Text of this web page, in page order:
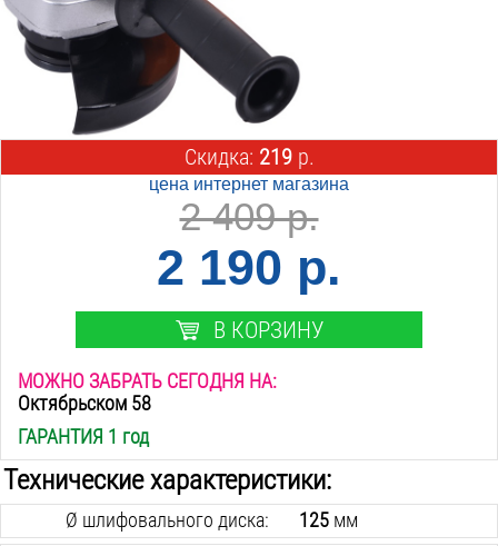
Скидка: 219р.
цена интернет магазина
2 409 р.
2 190 р.
В КОРЗИНУ
МОЖНО ЗАБРАТЬ СЕГОДНЯ НА:
Октябрьском 58
ГАРАНТИЯ 1 год
Технические характеристики:
Ø шлифовального диска: 125мм